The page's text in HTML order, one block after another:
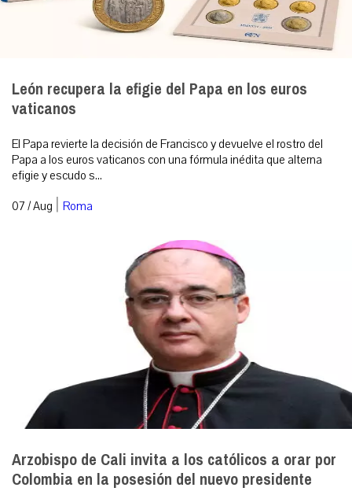
León recupera la efigie del Papa en los euros
vaticanos
El Papa revierte la decisión de Francisco y devuelve el rostro del
Papa a los euros vaticanos con una fórmula inédita que alterna
efigie y escudo s...
07 / Aug | Roma
Arzobispo de Cali invita a los católicos a orar por
Colombia en la posesión del nuevo presidente